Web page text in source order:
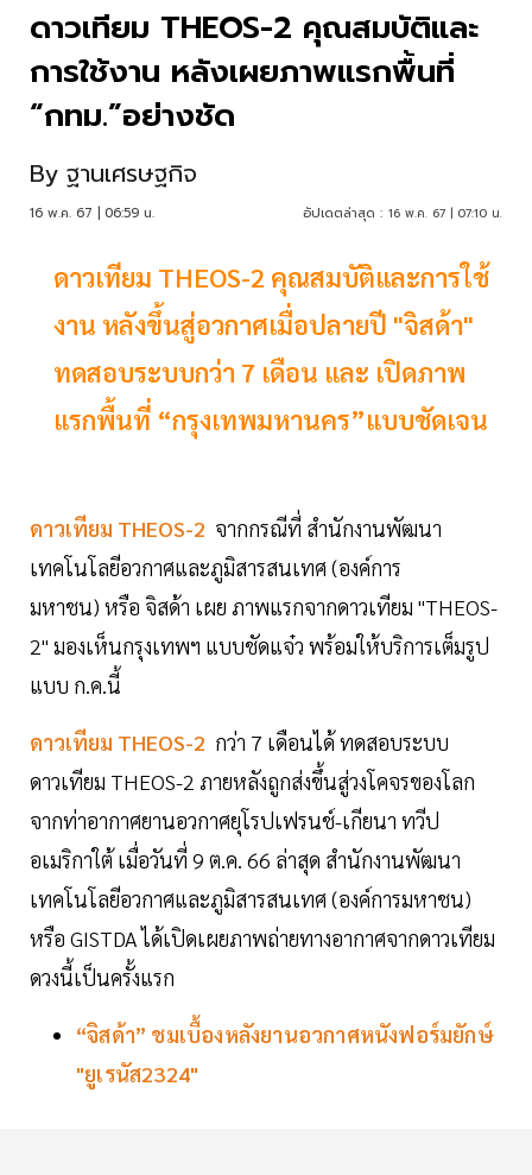
ดาวเทียม THEOS-2 คุณสมบัติและ
การใช้งาน หลังเผยภาพแรกพื้นที่
“กทม.”อย่างชัด
By ฐานเศรษฐกิจ
16 พ.ค. 67 | 06:59 น. อัปเดตล่าสุด : 16 พ.ค. 67 | 07:10 น.
ดาวเทียม THEOS-2 คุณสมบัติและการใช้
งาน หลังขึ้นสู่อวกาศเมื่อปลายปี "จิสด้า"
ทดสอบระบบกว่า 7 เดือน และ เปิดภาพ
แรกพื้นที่ “กรุงเทพมหานคร”แบบชัดเจน
ดาวเทียม THEOS-2 จากกรณีที่ สำนักงานพัฒนา
เทคโนโลยีอวกาศและภูมิสารสนเทศ (องค์การ
มหาชน) หรือ จิสด้า เผย ภาพแรกจากดาวเทียม "THEOS-
2" มองเห็นกรุงเทพฯ แบบชัดแจ๋ว พร้อมให้บริการเต็มรูป
แบบ ก.ค.นี้
ดาวเทียม THEOS-2 กว่า 7 เดือนได้ ทดสอบระบบ
ดาวเทียม THEOS-2 ภายหลังถูกส่งขึ้นสู่วงโคจรของโลก
จากท่าอากาศยานอวกาศยุโรปเฟรนช์-เกียนา ทวีป
อเมริกาใต้ เมื่อวันที่ 9 ต.ค. 66 ล่าสุด สำนักงานพัฒนา
เทคโนโลยีอวกาศและภูมิสารสนเทศ (องค์การมหาชน)
หรือ GISTDA ได้เปิดเผยภาพถ่ายทางอากาศจากดาวเทียม
ดวงนี้เป็นครั้งแรก
“จิสด้า” ชมเบื้องหลังยานอวกาศหนังฟอร์มยักษ์
"ยูเรนัส2324"